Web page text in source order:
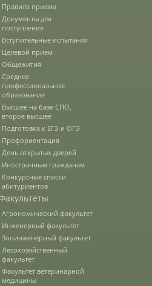
местах
данных
Правила приема
Документы для
поступления
Вступительные испытания
Целевой прием
Общежития
Среднее
профессиональное
образование
Высшее на базе СПО,
второе высшее
Подготовка к ЕГЭ и ОГЭ
Профориентация
День открытых дверей
Иностранным гражданам
Конкурсные списки
абитуриентов
Агрономический факультет
Инженерный факультет
Зооинженерный факультет
Лесохозяйственный
факультет
Факультет ветеринарной
медицины